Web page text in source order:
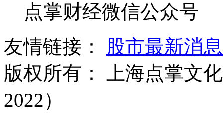
点掌财经微信公众号
友情链接：
股市最新消息
版权所有：
上海点掌文
2022）